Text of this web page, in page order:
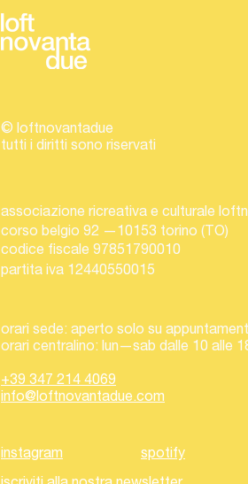
© loftnovantadue
tutti i diritti sono riservati
associazione ricreativa e culturale
corso belgio 92 —10153 torino (TO)
codice fiscale 97851790010
partita iva 12440550015
orari sede: aperto solo su
orari centralino: lun—sab dalle 10 alle
+39 347 214 4069
info@loftnovantadue.com
instagram spotify